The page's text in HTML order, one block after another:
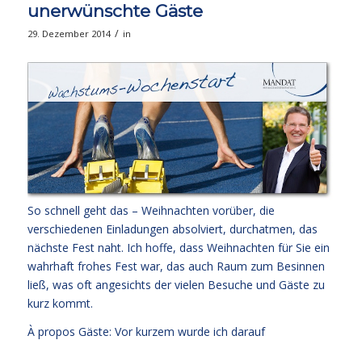
unerwünschte Gäste
29. Dezember 2014 / in
So schnell geht das – Weihnachten vorüber, die
verschiedenen Einladungen absolviert, durchatmen, das
nächste Fest naht. Ich hoffe, dass Weihnachten für Sie ein
wahrhaft frohes Fest war, das auch Raum zum Besinnen
ließ, was oft angesichts der vielen Besuche und Gäste zu
kurz kommt.
À propos Gäste: Vor kurzem wurde ich darauf